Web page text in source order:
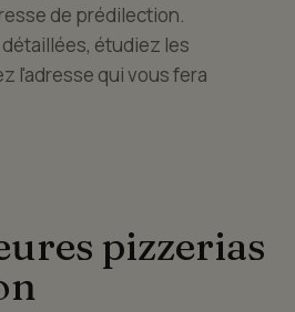
de prédilection.
étudiez les
l'adresse qui vous fera
pizzerias